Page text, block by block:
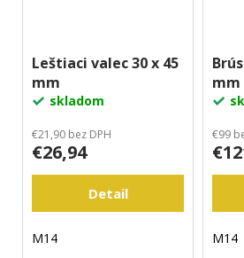
Leštiaci valec 30 x 45
mm
skladom
€21,90 bez DPH
€26,94
Detail
M14
mm
€99
M14